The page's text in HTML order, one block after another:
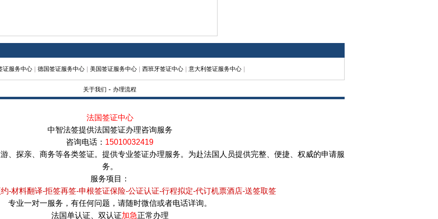
证服务中心 德国签证服务中心 美国签证服务中心 西班牙签证中心 意大利签证服务中心
关于我们 - 办理流程
法国签证中心
中智法签提供法国签证办理咨询服务
咨询电话： 15010032419
、探亲、商务等各类签证。提供专业签证办理服务。为赴法国人员提供完整、便捷、权威的申请服
务。
服务项目：
-材料翻译-拒签再签-申根签证保险-公证认证-行程拟定-代订机票酒店-送签取签
专业一对一服务，有任何问题，请随时微信或者电话详询。
法国单认证、双认证加急正常办理